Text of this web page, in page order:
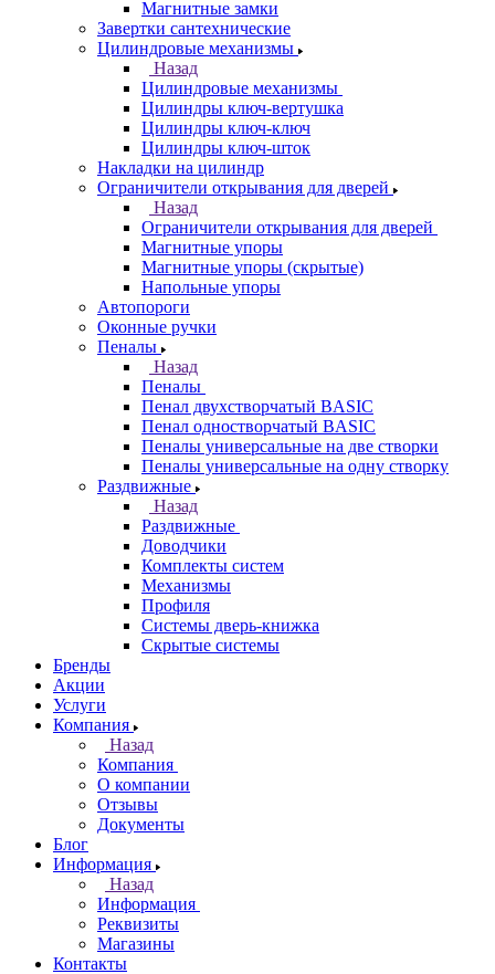
Магнитные замки
Завертки сантехнические
Цилиндровые механизмы
Назад
Цилиндровые механизмы
Цилиндры ключ-вертушка
Цилиндры ключ-ключ
Цилиндры ключ-шток
Накладки на цилиндр
Ограничители открывания для дверей
Назад
Ограничители открывания для дверей
Магнитные упоры
Магнитные упоры (скрытые)
Напольные упоры
Автопороги
Оконные ручки
Пеналы
Назад
Пеналы
Пенал двухстворчатый BASIC
Пенал одностворчатый BASIC
Пеналы универсальные на две створки
Пеналы универсальные на одну створку
Раздвижные
Назад
Раздвижные
Доводчики
Комплекты систем
Механизмы
Профиля
Системы дверь-книжка
Скрытые системы
Бренды
Акции
Услуги
Компания
Назад
Компания
О компании
Отзывы
Документы
Блог
Информация
Назад
Информация
Реквизиты
Магазины
Контакты